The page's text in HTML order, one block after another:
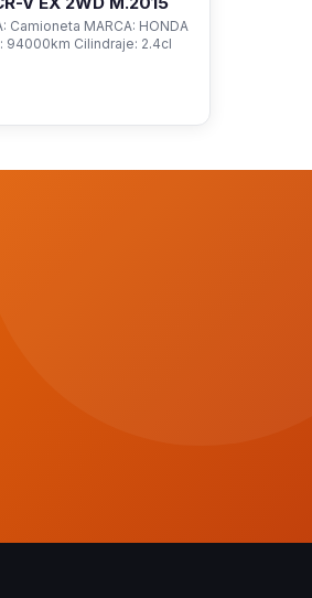
Camioneta MARCA: HONDA
94000km Cilindraje: 2.4cl